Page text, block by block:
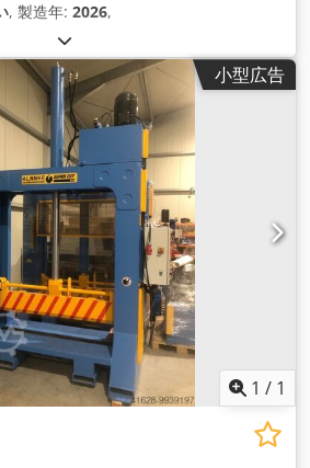
, 製造年: 2026,
小型広告
1 / 1